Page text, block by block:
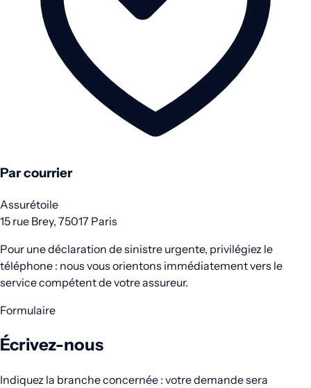
Par courrier
Assurétoile
15 rue Brey, 75017 Paris
Pour une déclaration de sinistre urgente, privilégiez le
téléphone : nous vous orientons immédiatement vers le
service compétent de votre assureur.
Formulaire
Écrivez-nous
Indiquez la branche concernée : votre demande sera